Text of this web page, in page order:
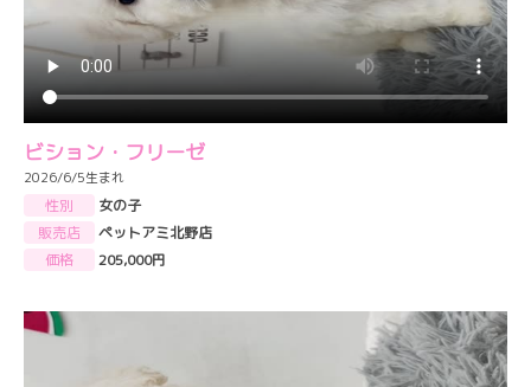
ビション・フリーゼ
2026/6/5生まれ
性別
女の子
販売店
ペットアミ北野店
価格
205,000円